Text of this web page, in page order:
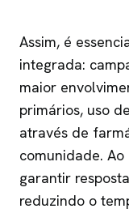
Assim, é
integrada:
maior
primários, uso
através de
comunidade.
garantir
reduzindo o